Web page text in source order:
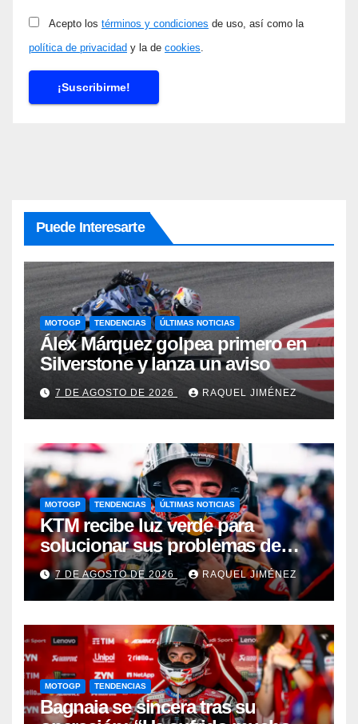
Acepto los términos y condiciones de uso, así como la
política de privacidad y la de cookies
Puede Interesarte
MOTOGP TENDENCIAS ÚLTIMAS NOTICIAS
Álex Márquez golpea primero en
Silverstone y lanza un aviso
7 DE AGOSTO DE 2026 RAQUEL JIMÉNEZ
MOTOGP TENDENCIAS ÚLTIMAS NOTICIAS
KTM recibe luz verde para
solucionar sus problemas de
motor: una gran noticia para
Pedro Acosta
7 DE AGOSTO DE 2026 RAQUEL JIMÉNEZ
MOTOGP TENDENCIAS
Bagnaia se sincera tras su